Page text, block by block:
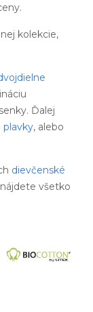
kolekcie,
Ďalej
plavky, alebo
dievčenské
všetko